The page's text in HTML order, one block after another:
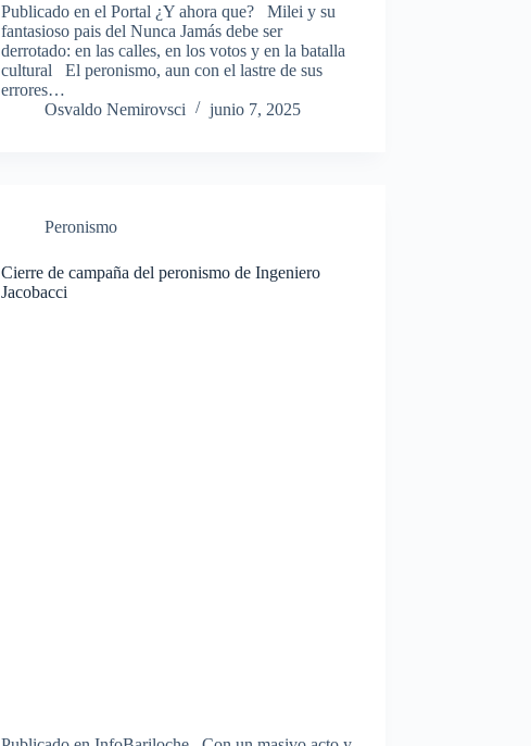
Publicado en el Portal ¿Y ahora que? Milei y su
fantasioso pais del Nunca Jamás debe ser
derrotado: en las calles, en los votos y en la batalla
cultural El peronismo, aun con el lastre de sus
errores…
Osvaldo Nemirovsci
junio 7, 2025
Peronismo
Cierre de campaña del peronismo de Ingeniero
Jacobacci